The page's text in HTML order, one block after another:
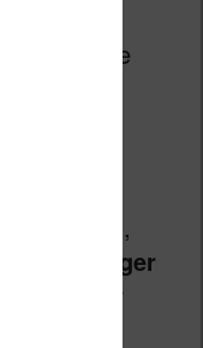
Fire
la
télécharger
sur